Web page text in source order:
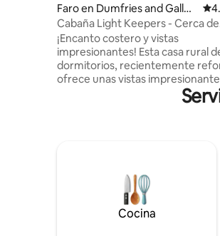
Faro en Dumfries and Gallo
way
Cabaña Light Keepers - Cerca de
Portpatrick
¡Encanto costero y vistas
impresionantes! Esta casa rural de 3
dormitorios, recientemente
ofrece unas vistas
mar de Irlanda y se encuentra
pintoresco pueblo pesquero de
vida silvestre donde se pueden ver
águilas reales y ciervos rojos. Disfruta de
la belleza de la costa suroeste de
¡Reserva tu estancia hoy mismo! (PARA
Cocina